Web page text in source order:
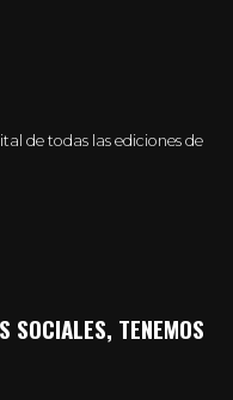
de todas las ediciones de
SOCIALES, TENEMOS